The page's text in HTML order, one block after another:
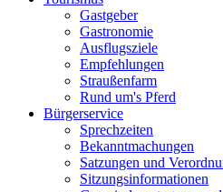
Gastgeber
Gastronomie
Ausflugsziele
Empfehlungen
Straußenfarm
Rund um's Pferd
Bürgerservice
Sprechzeiten
Bekanntmachungen
Satzungen und
Sitzungsinformationen